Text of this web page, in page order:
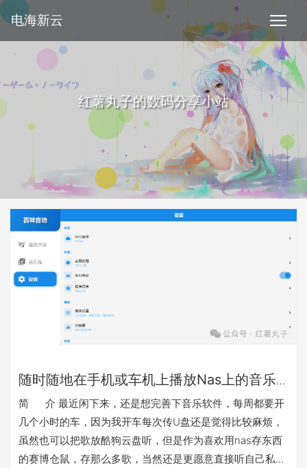
电海新云
红薯丸子的数码分享小站
随时随地在手机或车机上播放Nas上的音乐
的简便方法介绍
简 介 最近闲下来，还是想完善下音乐软件，每周都要开
几个小时的车，因为我开车每次传U盘还是觉得比较麻烦，
虽然也可以把歌放酷狗云盘听，但是作为喜欢用nas存东西
的赛博仓鼠，存那么多歌，当然还是更愿意直接听自己私域